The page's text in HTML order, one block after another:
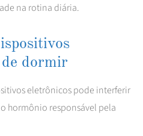
na rotina diária.
dormir
eletrônicos pode interferir
hormônio responsável pela